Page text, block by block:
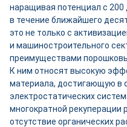
наращивая потенциал с
в течение ближайшего
это не только с
и машиностроительного
преимуществами
К ним относят высокую
материала, достигающую в
электростатических
многократной рекуперации
отсутствие органических